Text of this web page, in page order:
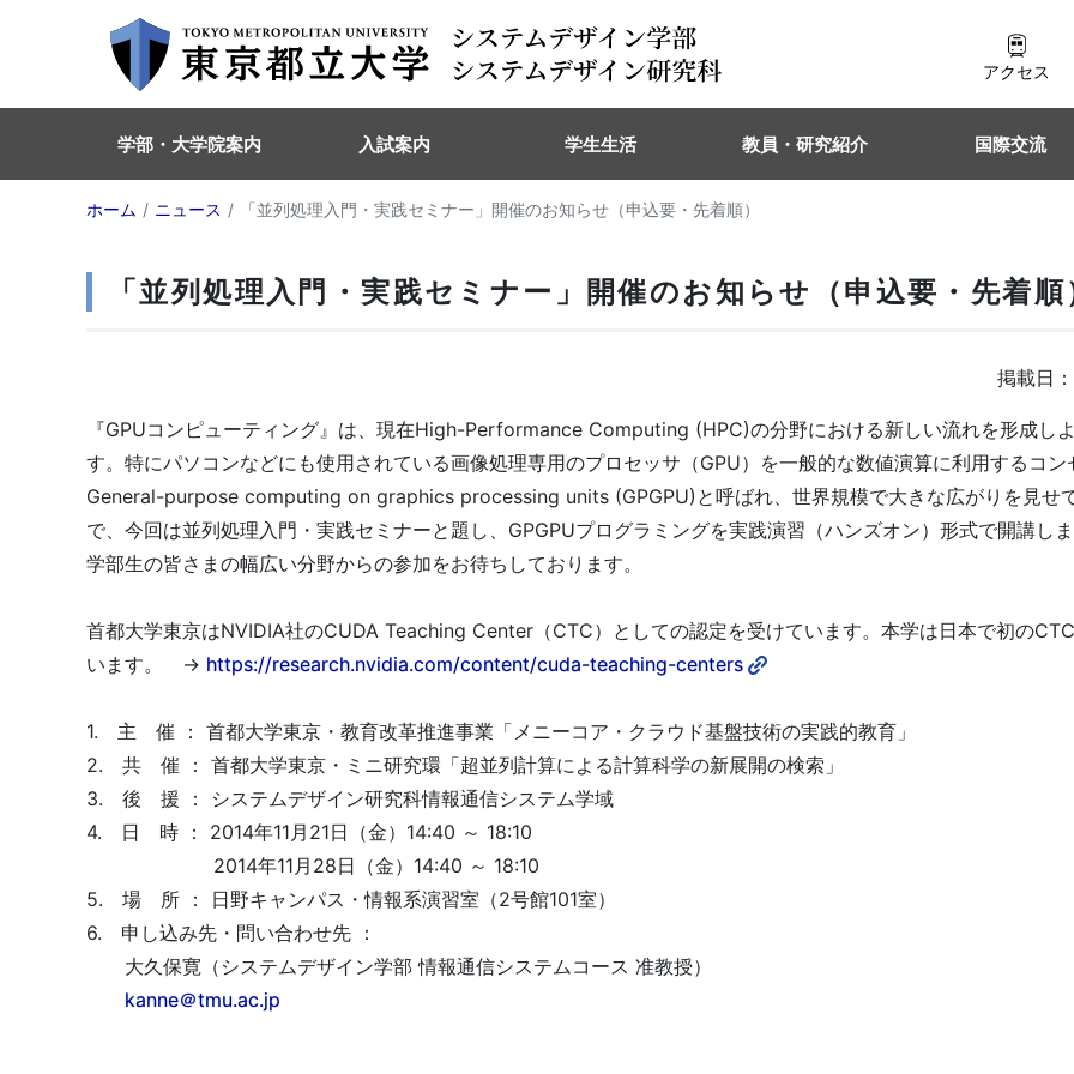
アクセス
学部・大学院案内 入試案内 学生生活 教員・研究紹介 国際交流
ホーム ニュース 「並列処理入門・実践セミナー」開催のお知らせ（申込要・先着順）
「並列処理入門・実践セミナー」開催のお知らせ（申込要・先着順
掲載日
『GPUコンピューティング』は、現在High-Performance Computing (HPC)の分野における新しい流れを形成し
す。特にパソコンなどにも使用されている画像処理専用のプロセッサ（GPU）を一般的な数値演算に利用するコン
General-purpose computing on graphics processing units (GPGPU)と呼ばれ、世界規模で大きな広がりを見せ
で、今回は並列処理入門・実践セミナーと題し、GPGPUプログラミングを実践演習（ハンズオン）形式で開講し
学部生の皆さまの幅広い分野からの参加をお待ちしております。
首都大学東京はNVIDIA社のCUDA Teaching Center（CTC）としての認定を受けています。本学は日本で初の
います。 → https://research.nvidia.com/content/cuda-teaching-centers
1. 主 催 ： 首都大学東京・教育改革推進事業「メニーコア・クラウド基盤技術の実践的教育」
2. 共 催 ： 首都大学東京・ミニ研究環「超並列計算による計算科学の新展開の検索」
3. 後 援 ： システムデザイン研究科情報通信システム学域
4. 日 時 ： 2014年11月21日（金）14:40 ～ 18:10
2014年11月28日（金）14:40 ～ 18:10
5. 場 所 ： 日野キャンパス・情報系演習室（2号館101室）
6. 申し込み先・問い合わせ先 ：
大久保寛（システムデザイン学部 情報通信システムコース 准教授）
kanne＠tmu.ac.jp